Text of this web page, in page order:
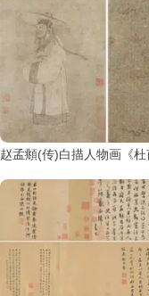
赵孟頫(传)白描人物画《杜